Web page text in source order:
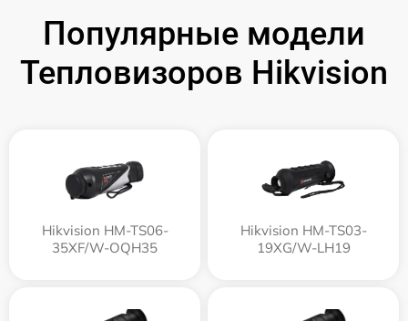
Популярные модели
Тепловизоров Hikvision
Hikvision HM-TS06-
35XF/W-OQH35
Hikvision HM-TS03-
19XG/W-LH19